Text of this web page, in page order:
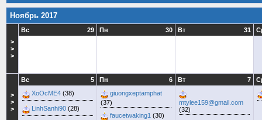
Ноябрь 2017
>
>
>
29
Вс 30
Пн 31
Вт
>
>
>
5
Вс
XoOcME4 (38)
LinhSanhi90 (28)
6
Пн
giuongxeptamphat
(37)
faucetwaking1 (30)
7
Вт
mtylee159@gmail.com
(32)